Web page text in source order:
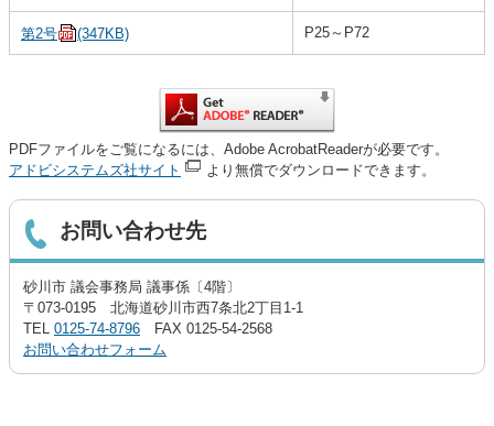
第2号 (347KB) P25～P72
PDFファイルをご覧になるには、Adobe AcrobatReaderが必要です。
アドビシステムズ社サイト
より無償でダウンロードできます。
お問い合わせ先
砂川市 議会事務局 議事係〔4階〕
〒073-0195 北海道砂川市西7条北2丁目1-1
TEL 0125-74-8796 FAX 0125-54-2568
お問い合わせフォーム